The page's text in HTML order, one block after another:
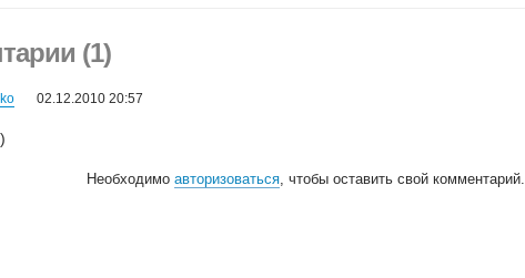
(1)
02.12.2010 20:57
Необходимоавторизоваться, чтобы оставить свой комментарий.